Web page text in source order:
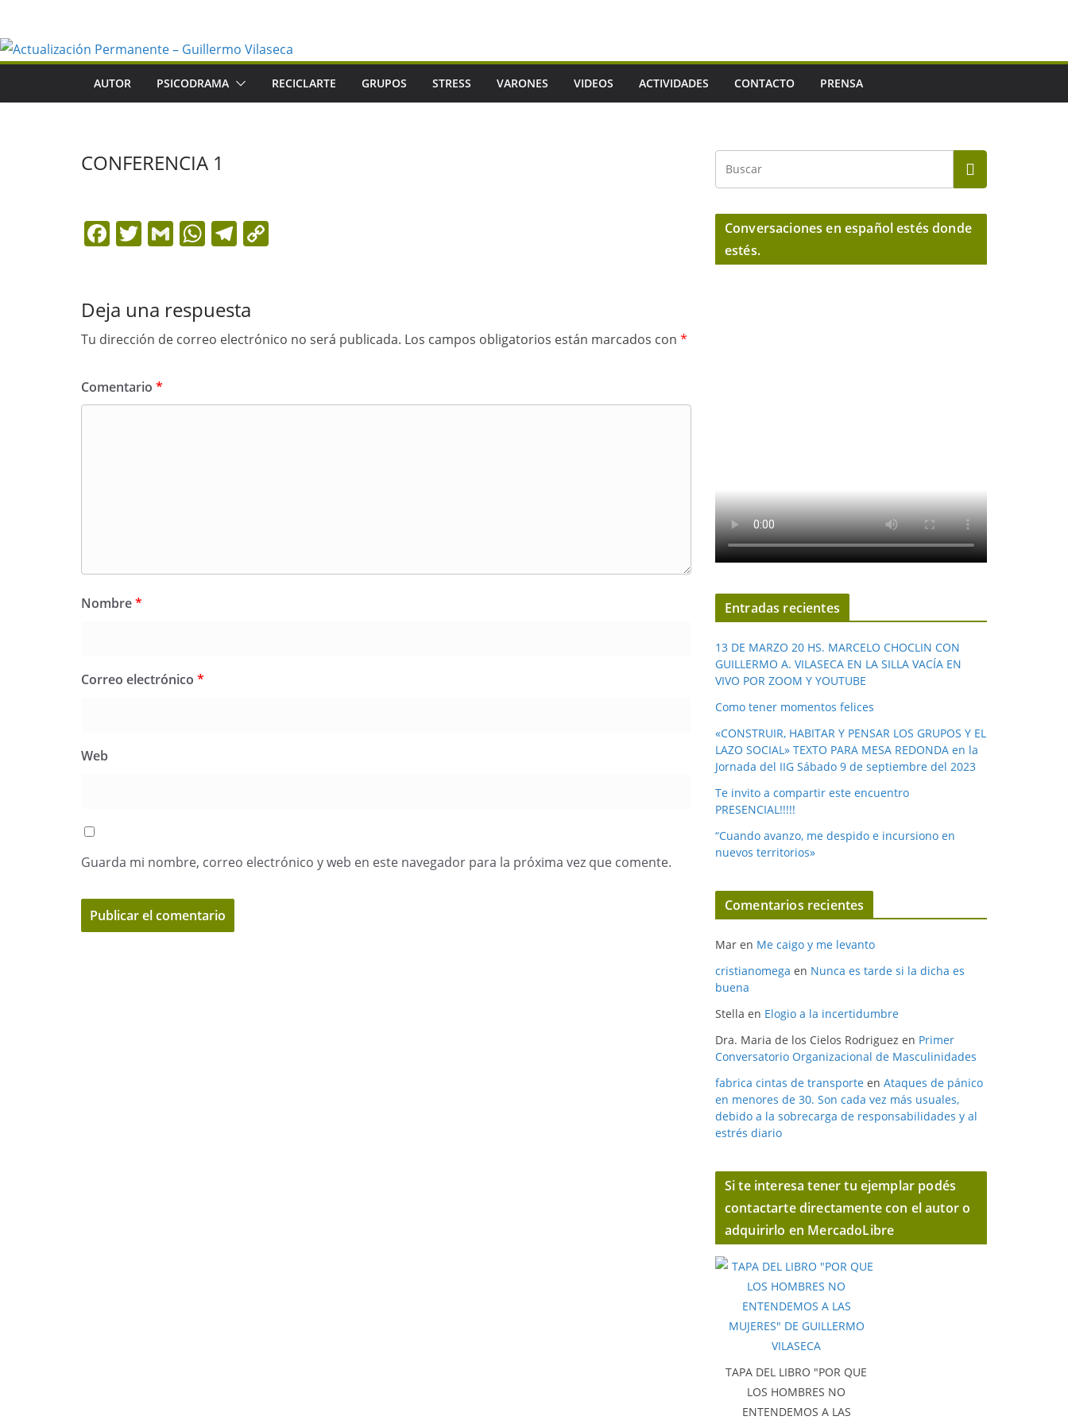
contenido
AUTOR PSICODRAMA RECICLARTE GRUPOS STRESS VARONES VIDEOS ACTIVIDADES CONTACTO PRENSA
CONFERENCIA 1
F
e
b
o
k
T
er
G
l
W
s
A
T
gr
a Li
Deja una respuesta
Tu dirección de correo electrónico no será publicada. Los campos obligatorios están marcados con *
Comentario *
Nombre*
Correo electrónico *
Web
Guarda mi nombre, correo electrónico y web en este navegador para la próxima vez que comente.
Conversaciones en español estés donde
estés.
Entradas recientes
13 DE MARZO 20 HS. MARCELO CHOCLIN CON
GUILLERMO A. VILASECA EN LA SILLA VACÍA EN
VIVO POR ZOOM Y YOUTUBE
Como tener momentos felices
«CONSTRUIR, HABITAR Y PENSAR LOS GRUPOS Y EL
LAZO SOCIAL» TEXTO PARA MESA REDONDA en la
Jornada del IIG Sábado 9 de septiembre del 2023
Te invito a compartir este encuentro
PRESENCIAL!!!!!
“Cuando avanzo, me despido e incursiono en
nuevos territorios»
Comentarios recientes
Mar en Me caigo y me levanto
cristianomega en Nunca es tarde si la dicha es
buena
Stella en Elogio a la incertidumbre
Dra. Maria de los Cielos Rodriguez en Primer
Conversatorio Organizacional de Masculinidades
fabrica cintas de transporte en Ataques de pánico
en menores de 30. Son cada vez más usuales,
debido a la sobrecarga de responsabilidades y al
estrés diario
Si te interesa tener tu ejemplar podés
contactarte directamente con el autor o
adquirirlo en MercadoLibre
TAPA DEL LIBRO "POR QUE
LOS HOMBRES NO
ENTENDEMOS A LAS